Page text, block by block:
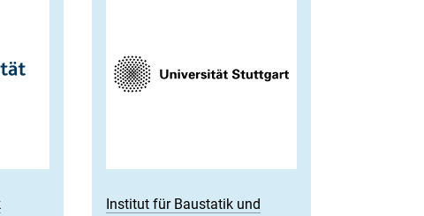
Institut für Baustatik und